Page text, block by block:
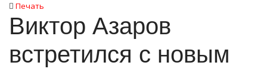
Печать
Виктор Азаров
встретился с новым